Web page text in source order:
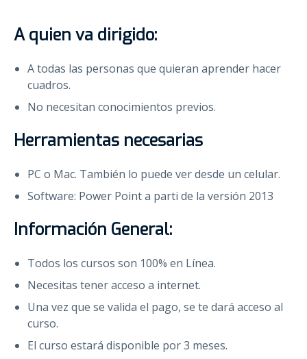
A quien va dirigido:
A todas las personas que quieran aprender hacer
cuadros.
No necesitan conocimientos previos.
Herramientas necesarias
PC o Mac. También lo puede ver desde un celular.
Software: Power Point a parti de la versión 2013
Información General:
Todos los cursos son 100% en Línea.
Necesitas tener acceso a internet.
Una vez que se valida el pago, se te dará acceso al
curso.
El curso estará disponible por 3 meses.